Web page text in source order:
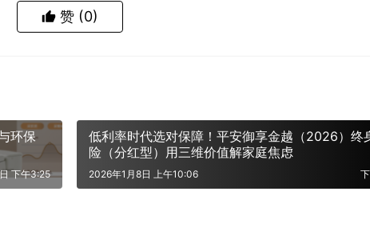
赞 (0)
环保
下午3:25
低利率时代选对保障！平安御享金越（2026）终
险（分红型）用三维价值解家庭焦虑
2026年1月8日 上午10:06